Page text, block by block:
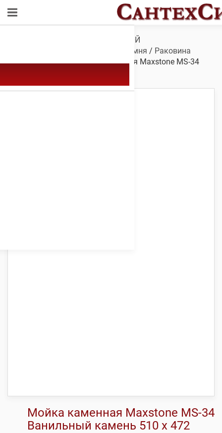
САНТЕХНИКА ДЛЯ ВАННОЙ
Мойки из камня / Раковина
Maxstone MS-34/ Мойка каменная Maxstone МS-34
Мойка каменная Maxstone МS-34
Ванильный камень 510 х 472